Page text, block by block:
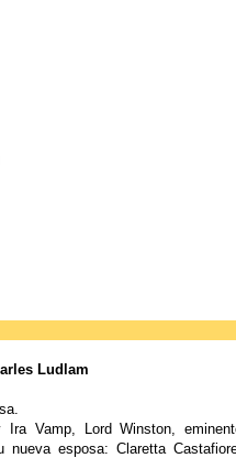
Ludlam
Vamp, Lord Winston,
esposa: Claretta